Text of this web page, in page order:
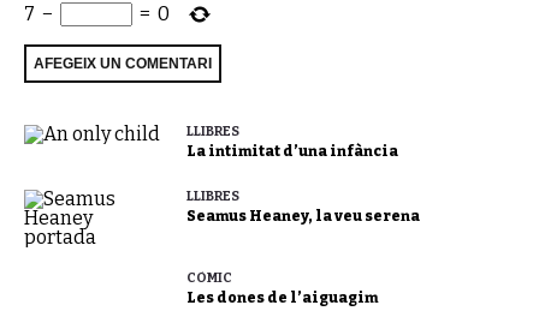
7 − = 0
LLIBRES
La intimitat d’una infància
LLIBRES
Seamus Heaney, la veu serena
CÒMIC
Les dones de l’aiguagim